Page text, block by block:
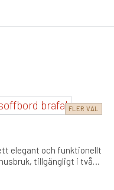
FLER VAL
elegant och funktionellt
tillgängligt i två
och glas,